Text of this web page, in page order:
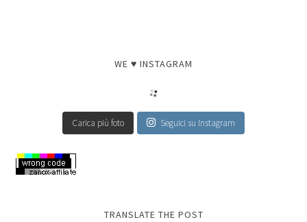
WE ♥ INSTAGRAM
Carica più foto Seguici su Instagram
TRANSLATE THE POST